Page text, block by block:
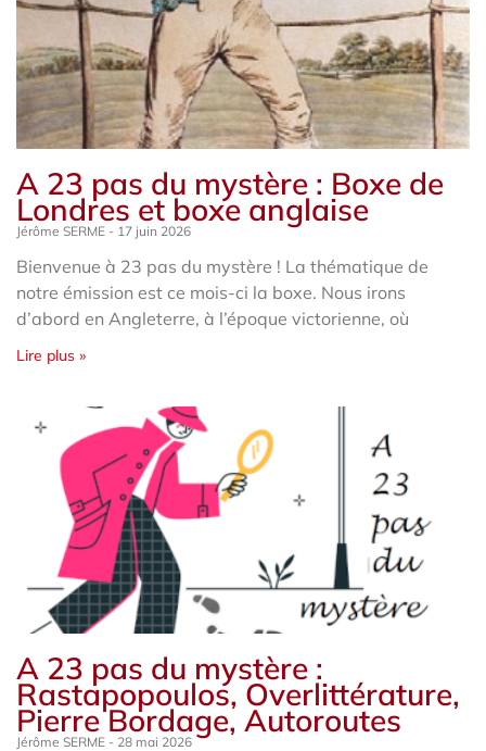
A 23 pas du mystère : Boxe de
Londres et boxe anglaise
Jérôme SERME 17 juin 2026
Bienvenue à 23 pas du mystère ! La thématique de
notre émission est ce mois-ci la boxe. Nous irons
d’abord en Angleterre, à l’époque victorienne, où
Lire plus »
A 23 pas du mystère :
Rastapopoulos, Overlittérature,
Pierre Bordage, Autoroutes
Jérôme SERME 28 mai 2026